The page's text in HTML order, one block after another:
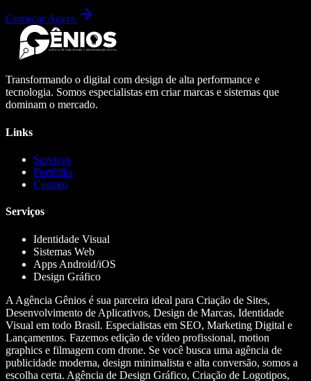
Começar Agora
Transformando o digital com design de alta performance e
tecnologia. Somos especialistas em criar marcas e sistemas que
dominam o mercado.
Links
Serviços
Portfólio
Contato
Serviços
Identidade Visual
Sistemas Web
Apps Android/iOS
Design Gráfico
A Agência Gênios é sua parceira ideal para Criação de Sites,
Desenvolvimento de Aplicativos, Design de Marcas, Identidade
Visual em todo Brasil. Especialistas em SEO, Marketing Digital e
Lançamentos. Fazemos edição de vídeo profissional, motion
graphics e filmagem com drone. Se você busca uma agência de
publicidade moderna, design minimalista e alta conversão, somos a
escolha certa. Agência de Design Gráfico, Criação de Logotipos,